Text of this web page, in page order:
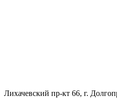
Лихачевский пр-кт 66, г.